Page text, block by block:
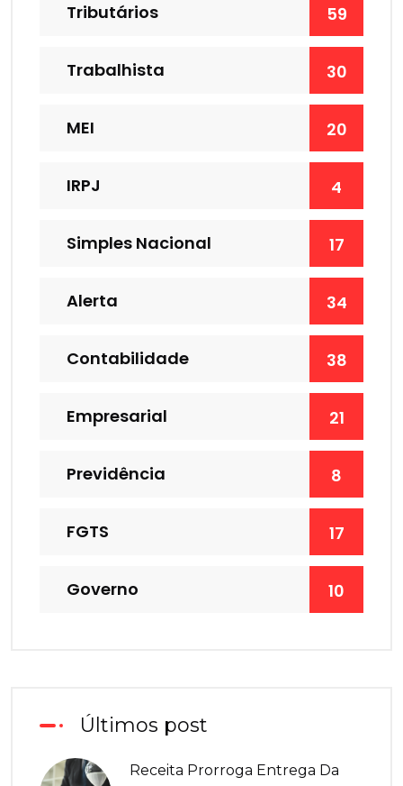
Tributários 59
Trabalhista 30
MEI 20
IRPJ 4
Simples Nacional 17
Alerta 34
Contabilidade 38
Empresarial 21
Previdência 8
FGTS 17
Governo 10
Últimos post
Receita Prorroga Entrega Da